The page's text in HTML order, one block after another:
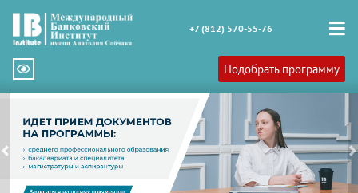
+7 (812) 570-55-76
Подобрать программу
Previous